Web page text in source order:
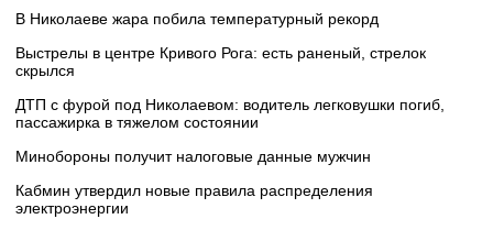
В Николаеве жара побила температурный рекорд
Выстрелы в центре Кривого Рога: есть раненый, стрелок
скрылся
ДТП с фурой под Николаевом: водитель легковушки погиб,
пассажирка в тяжелом состоянии
Минобороны получит налоговые данные мужчин
Кабмин утвердил новые правила распределения
электроэнергии